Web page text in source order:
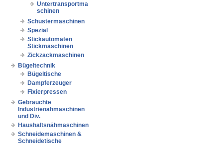
Untertransportma
schinen
Schustermaschinen
Spezial
Stickautomaten
Stickmaschinen
Zickzackmaschinen
Bügeltechnik
Bügeltische
Dampferzeuger
Fixierpressen
Gebrauchte
Industrienähmaschinen
und Div.
Haushaltsnähmaschinen
Schneidemaschinen &
Schneidetische